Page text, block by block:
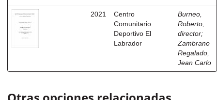
2021
Centro
Comunitario
Deportivo El
Labrador
Burneo,
Roberto,
director;
Zambrano
Regalado,
Jean Carlo